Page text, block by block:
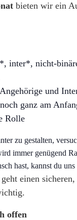
bieten wir ein
inter*, nicht-
und
ganz am
Rolle
zu gestalten,
immer genügend
hast, kannst du
einen
offen